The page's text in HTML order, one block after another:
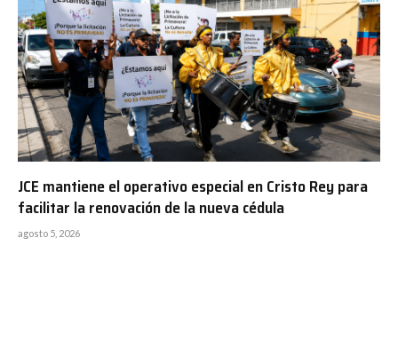
JCE mantiene el operativo especial en Cristo Rey para
facilitar la renovación de la nueva cédula
agosto 5, 2026